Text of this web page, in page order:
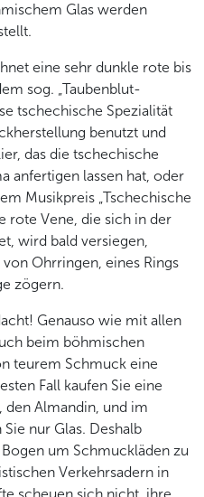
Glas werden
eine sehr dunkle rote bis
sog. „Taubenblut-
tschechische Spezialität
benutzt und
das die tschechische
anfertigen lassen hat, oder
Musikpreis „Tschechische
rote Vene, die sich in der
wird bald versiegen,
Ohrringen, eines Rings
zögern.
Genauso wie mit allen
beim böhmischen
teurem Schmuck eine
Fall kaufen Sie eine
den Almandin, und im
nur Glas. Deshalb
um Schmuckläden zu
Verkehrsadern in
scheuen sich nicht, ihre